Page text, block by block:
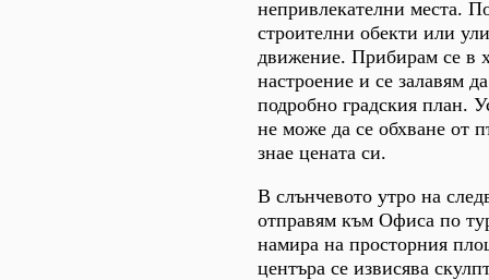
непривлекателни места.
строителни обекти или
движение. Прибирам се в
настроение и се залавям
подробно градския план.
не може да се обхване от
знае цената си.
В слънчевото утро на
отправям към Офиса по
намира на просторния
центъра се извисява